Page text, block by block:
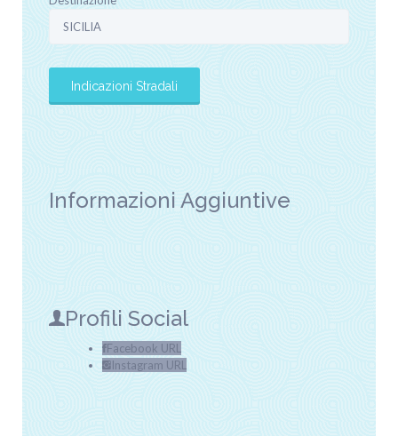
Informazioni Aggiuntive
Profili Social
Facebook URL
Instagram URL